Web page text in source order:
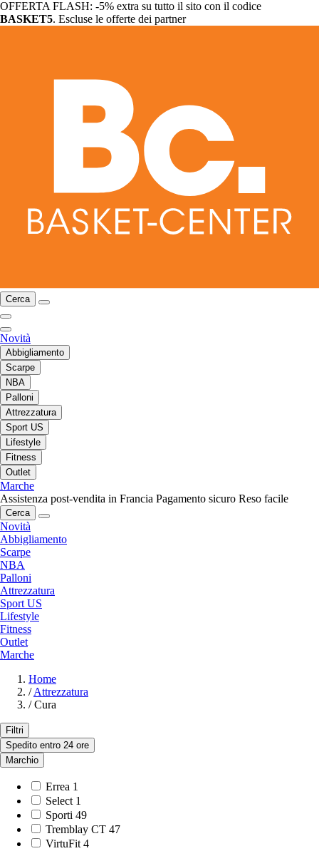
OFFERTA FLASH: -5% extra su tutto il sito con il codice
BASKET5. Escluse le offerte dei partner
Cerca
Novità
Abbigliamento
Scarpe
NBA
Palloni
Attrezzatura
Sport US
Lifestyle
Fitness
Outlet
Marche
Assistenza post-vendita in Francia Pagamento sicuro Reso facile
Cerca
Novità
Abbigliamento
Scarpe
NBA
Palloni
Attrezzatura
Sport US
Lifestyle
Fitness
Outlet
Marche
Home
/Attrezzatura
/ Cura
Filtri
Spedito entro 24 ore
Marchio
Errea 1
Select 1
Sporti 49
Tremblay CT 47
VirtuFit 4